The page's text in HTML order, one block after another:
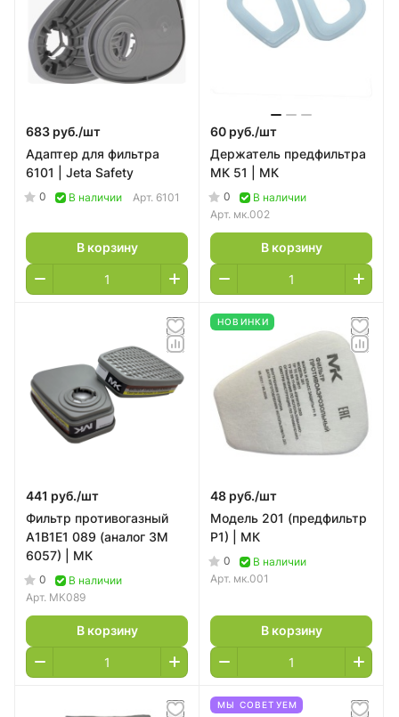
683 руб./шт
Адаптер для фильтра
6101 | Jeta Safety
0 В наличии Арт. 6101
В корзину
60 руб./шт
Держатель предфильтра
МК 51 | МК
0
В наличии
Арт. мк.002
В корзину
441 руб./шт
Фильтр противогазный
А1В1Е1 089 (аналог 3М
6057) | МК
0
В наличии
Арт. МК089
В корзину
НОВИНКИ
48 руб./шт
Модель 201 (предфильтр
Р1) | МК
0
В наличии
Арт. мк.001
В корзину
МЫ СОВЕТУЕМ